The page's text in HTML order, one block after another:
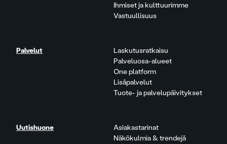
Ihmiset ja kulttuurimme
Vastuullisuus
Palvelut
Laskutusratkaisu
Palveluosa-alueet
One platform
Lisäpalvelut
Tuote- ja palvelupäivitykset
Uutishuone
Asiakastarinat
Näkökulmia & trendejä